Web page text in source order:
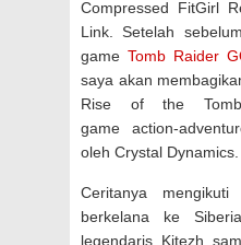
Compressed FitGirl
Link. Setelah
game Tomb Raider
saya akan
Rise of the Tomb
game action-
oleh Crystal Dynamics.
Ceritanya
berkelana ke
legendaris Kitezh